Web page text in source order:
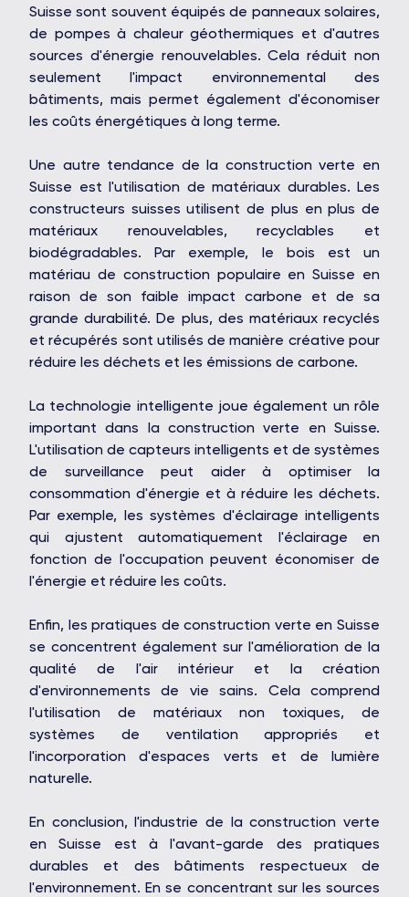
OAKS GROUP
STONE IS CAPITAL
Suisse sont souvent équipés de panneaux solaires,
de pompes à chaleur géothermiques et d'autres
sources d'énergie renouvelables. Cela réduit non
seulement l'impact environnemental des
bâtiments, mais permet également d'économiser
les coûts énergétiques à long terme.
Une autre tendance de la construction verte en
Suisse est l'utilisation de matériaux durables. Les
constructeurs suisses utilisent de plus en plus de
matériaux renouvelables, recyclables et
biodégradables. Par exemple, le bois est un
matériau de construction populaire en Suisse en
raison de son faible impact carbone et de sa
grande durabilité. De plus, des matériaux recyclés
et récupérés sont utilisés de manière créative pour
réduire les déchets et les émissions de carbone.
La technologie intelligente joue également un rôle
important dans la construction verte en Suisse.
L'utilisation de capteurs intelligents et de systèmes
de surveillance peut aider à optimiser la
consommation d'énergie et à réduire les déchets.
Par exemple, les systèmes d'éclairage intelligents
qui ajustent automatiquement l'éclairage en
fonction de l'occupation peuvent économiser de
l'énergie et réduire les coûts.
Enfin, les pratiques de construction verte en Suisse
se concentrent également sur l'amélioration de la
qualité de l'air intérieur et la création
d'environnements de vie sains. Cela comprend
l'utilisation de matériaux non toxiques, de
systèmes de ventilation appropriés et
l'incorporation d'espaces verts et de lumière
naturelle.
En conclusion, l'industrie de la construction verte
en Suisse est à l'avant-garde des pratiques
durables et des bâtiments respectueux de
l'environnement. En se concentrant sur les sources